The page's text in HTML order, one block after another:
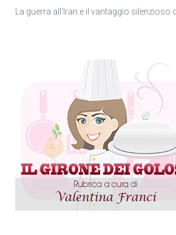
La guerra all’Iran e il vantaggio silenzioso